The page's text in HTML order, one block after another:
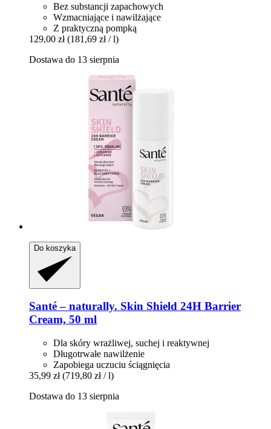
Bez substancji zapachowych
Wzmacniające i nawilżające
Z praktyczną pompką
129,00 zł (181,69 zł / l)
Dostawa do 13 sierpnia
Do koszyka
Santé – naturally. Skin Shield 24H Barrier
Cream, 50 ml
Dla skóry wrażliwej, suchej i reaktywnej
Długotrwałe nawilżenie
Zapobiega uczuciu ściągnięcia
35,99 zł (719,80 zł / l)
Dostawa do 13 sierpnia